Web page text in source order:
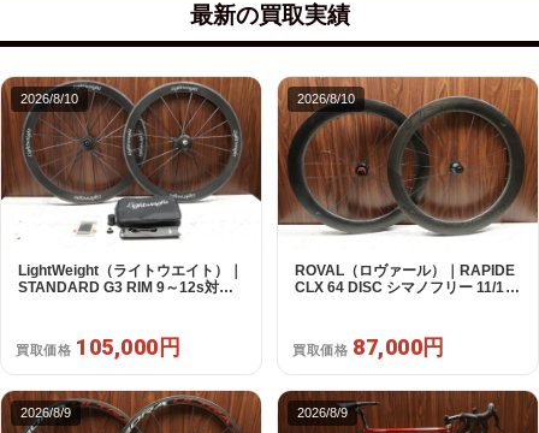
最新の買取実績
2026/8/10
LightWeight（ライトウエイト）｜
STANDARD G3 RIM 9～12s対応
買取価格 105,000円
2026/8/10
ROVAL（ロヴァール）｜RAPIDE
CLX 64 DISC シマノフリー 11/12s
買取価格 87,000円
2026/8/9 2026/8/9